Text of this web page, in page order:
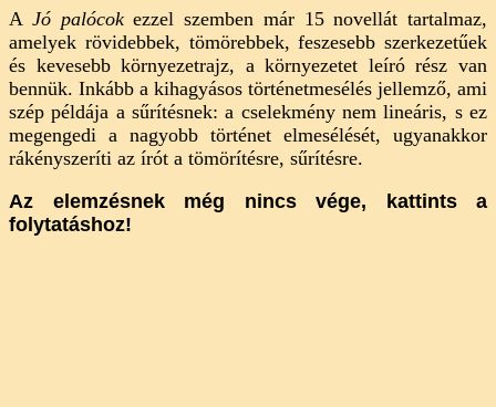
A Jó palócokezzel szemben már 15 novellát tartalmaz,
amelyek rövidebbek, tömörebbek, feszesebb szerkezetűek
és kevesebb környezetrajz, a környezetet leíró rész van
bennük. Inkább a kihagyásos történetmesélés jellemző, ami
szép példája a sűrítésnek: a cselekmény nem lineáris, s ez
megengedi a nagyobb történet elmesélését, ugyanakkor
rákényszeríti az írót a tömörítésre, sűrítésre.
Az elemzésnek még nincs vége, kattints a
folytatáshoz!